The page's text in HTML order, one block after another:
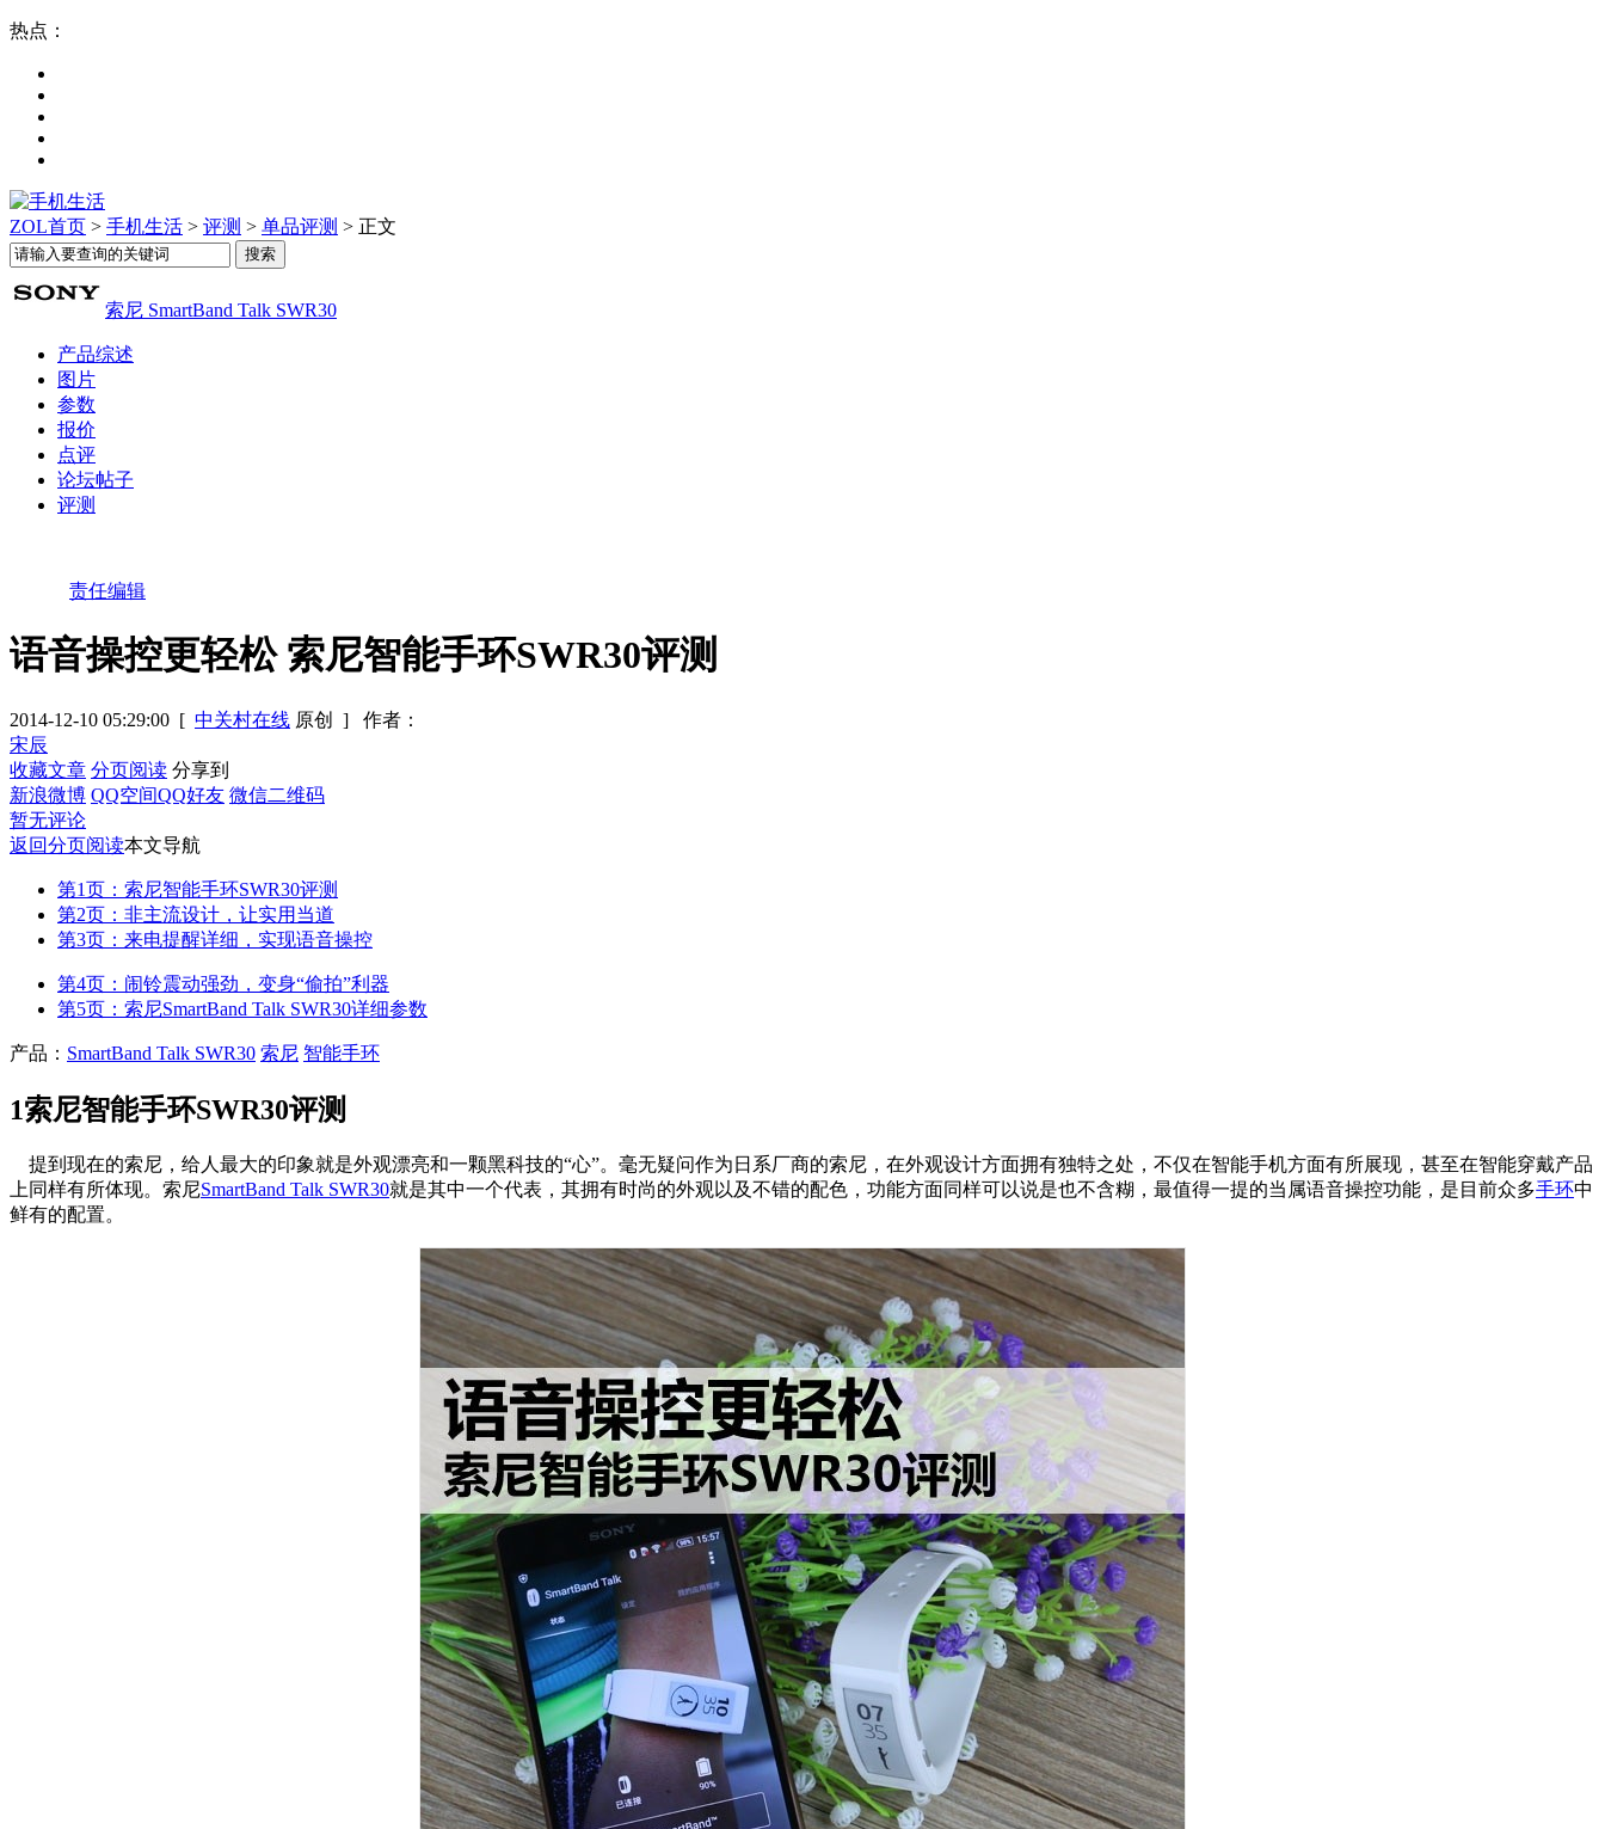
热点：
ZOL首页 > 手机生活 > 评测 > 单品评测 > 正文
索尼 SmartBand Talk SWR30
产品综述
图片
参数
报价
点评
论坛帖子
评测
责任编辑
语音操控更轻松 索尼智能手环SWR30评测
2014-12-10 05:29:00 [ 中关村在线 原创 ]
作者：
宋辰
收藏文章 分页阅读 分享到
新浪微博 QQ空间QQ好友 微信二维码
暂无评论
返回分页阅读本文导航
第1页：索尼智能手环SWR30评测
第2页：非主流设计，让实用当道
第3页：来电提醒详细，实现语音操控
第4页：闹铃震动强劲，变身“偷拍”利器
第5页：索尼SmartBand Talk SWR30详细参数
产品： SmartBand Talk SWR30 索尼 智能手环
1索尼智能手环SWR30评测
提到现在的索尼，给人最大的印象就是外观漂亮和一颗黑科技的“心”。毫无疑问作为日系厂商的索尼，在外观设计方面拥有独特之处，不仅在智能手机方面有所展现，甚至在智能穿戴产品
上同样有所体现。索尼SmartBand Talk SWR30就是其中一个代表，其拥有时尚的外观以及不错的配色，功能方面同样可以说是也不含糊，最值得一提的当属语音操控功能，是目前众多手环中
鲜有的配置。